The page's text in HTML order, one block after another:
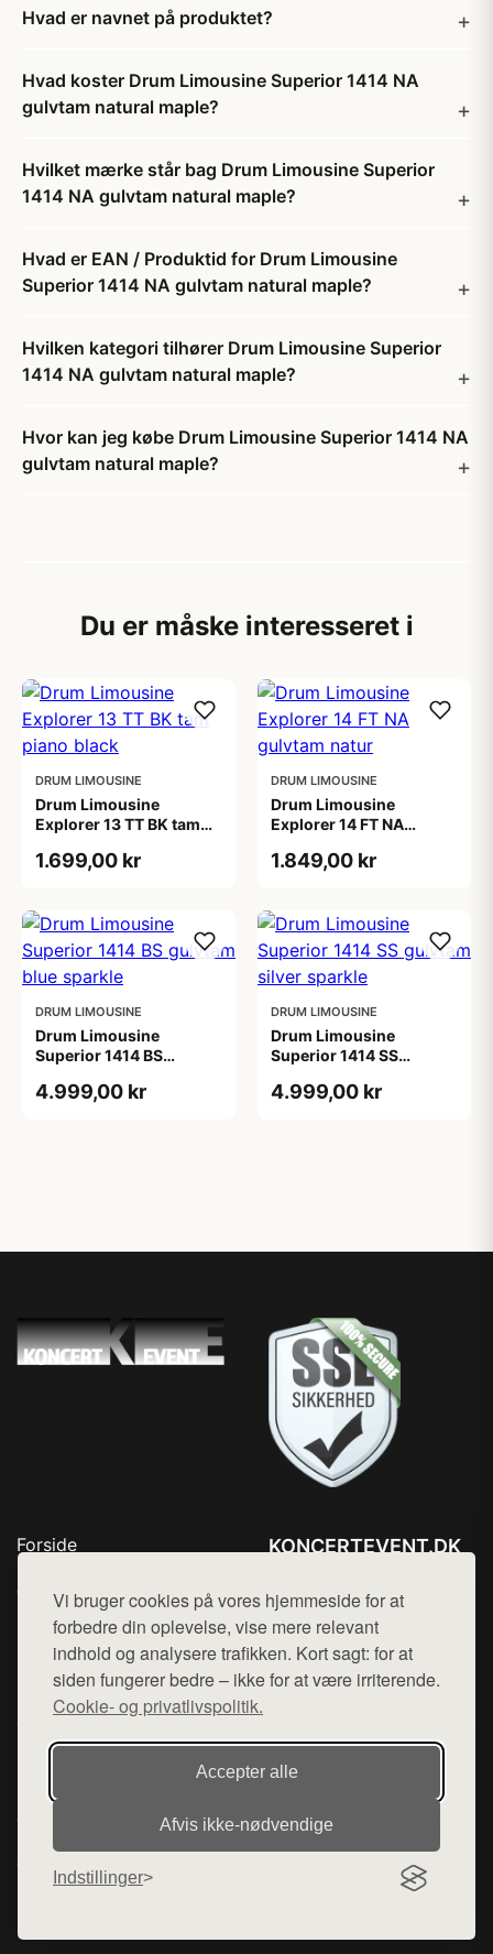
Vi bruger cookies på vores hjemmeside for at
forbedre din oplevelse, vise mere relevant
indhold og analysere trafikken. Kort sagt: for at
siden fungerer bedre – ikke for at være irriterende.
Cookie- og privatlivspolitik.
Accepter alle
Afvis ikke‑nødvendige
Indstillinger
Hvad er navnet på produktet?
Hvad koster Drum Limousine Superior 1414 NA
gulvtam natural maple?
Hvilket mærke står bag Drum Limousine Superior
1414 NA gulvtam natural maple?
Hvad er EAN / Produktid for Drum Limousine
Superior 1414 NA gulvtam natural maple?
Hvilken kategori tilhører Drum Limousine Superior
1414 NA gulvtam natural maple?
Hvor kan jeg købe Drum Limousine Superior 1414 NA
gulvtam natural maple?
Du er måske interesseret i
DRUM LIMOUSINE
Drum Limousine
Explorer 13 TT BK tam
1.699,00 kr
DRUM LIMOUSINE
Drum Limousine
Explorer 14 FT NA
1.849,00 kr
DRUM LIMOUSINE
Drum Limousine
Superior 1414 BS
4.999,00 kr
DRUM LIMOUSINE
Drum Limousine
Superior 1414 SS
4.999,00 kr
Forside
Top Rabatter
Blog
Kontakt
KONCERTEVENT.DK
Mail: hej@want.dk
Cookie- og privatlivspolitik
Denne side er en del af want.dk, der udgiver en række
hjemmesider med præsentation af forskellige produkter fra
diverse webshops. Der sælges ikke varer fra denne side - vi
henviser til de shops, som sælger varen. Vi har heller ikke
varerne på lager.